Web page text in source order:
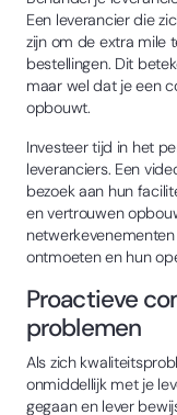
Een leverancier die
zijn om de extra mile
bestellingen. Dit
maar wel dat je een
opbouwt.
Investeer tijd in het
leveranciers. Een
bezoek aan hun
en vertrouwen
ontmoeten en hun
Proactieve
problemen
Als zich
onmiddellijk met je
gegaan en lever